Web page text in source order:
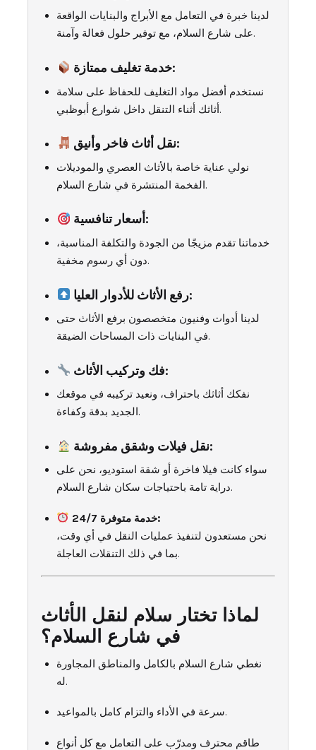
لدينا خبرة في التعامل مع الأبراج والبنايات الواقعة
على شارع السلام، مع توفير حلول فعالة وآمنة.
خدمة تغليف ممتازة:
نستخدم أفضل مواد التغليف للحفاظ على سلامة
أثاثك أثناء التنقل داخل شوارع أبوظبي.
نقل أثاث فاخر وأنيق:
نولي عناية خاصة بالأثاث العصري والموديلات
الفخمة المنتشرة في شارع السلام.
أسعار تنافسية:
خدماتنا تقدم مزيجًا من الجودة والتكلفة المناسبة،
دون أي رسوم مخفية.
رفع الأثاث للأدوار العليا:
لدينا أدوات وفنيون متخصصون برفع الأثاث حتى
في البنايات ذات المساحات الضيقة.
فك وتركيب الأثاث:
نفكك أثاثك باحتراف، ونعيد تركيبه في موقعك
الجديد بدقة وكفاءة.
نقل فيلات وشقق مفروشة:
سواء كانت فيلا فاخرة أو شقة استوديو، نحن على
دراية تامة باحتياجات سكان شارع السلام.
خدمة متوفرة 24/7:
نحن مستعدون لتنفيذ عمليات النقل في أي وقت،
بما في ذلك التنقلات العاجلة.
لماذا تختار سلام لنقل الأثاث
في شارع السلام؟
نغطي شارع السلام بالكامل والمناطق المجاورة
له.
سرعة في الأداء والتزام كامل بالمواعيد.
طاقم محترف ومدرّب على التعامل مع كل أنواع